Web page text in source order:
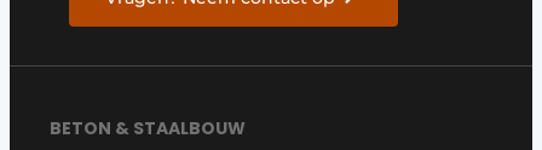
BETON & STAALBOUW